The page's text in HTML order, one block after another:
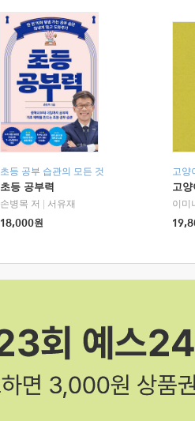
초등 공부 습관의 모든 것
초등 공부력
손병목 저
서유재
18,000원
고양
고
이미